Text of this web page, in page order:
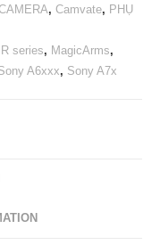
, Camvate, PHỤ
series, MagicArms,
A6xxx, Sony A7x